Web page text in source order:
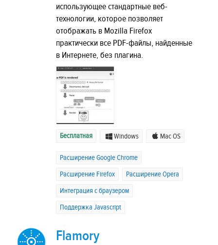
использующее стандартные веб-
технологии, которое позволяет
отображать в Mozilla Firefox
практически все PDF-файлы, найденные
в Интернете, без плагина.
Бесплатная Windows Mac OS
Расширение Google Chrome
Расширение Firefox
Расширение Opera
Интеграция с браузером
Поддержка Javascript
Flamory